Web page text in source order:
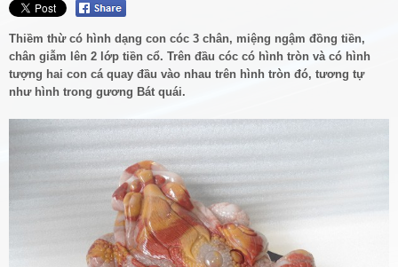
Thiềm thừ có hình dạng con cóc 3 chân, miệng ngậm đồng tiền,
chân giẫm lên 2 lớp tiền cổ. Trên đầu cóc có hình tròn và có hình
tượng hai con cá quay đầu vào nhau trên hình tròn đó, tương tự
như hình trong gương Bát quái.